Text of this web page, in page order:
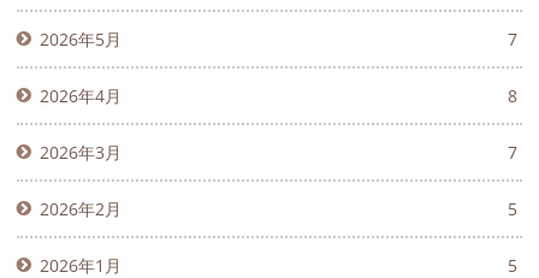
2026年5月 7
2026年4月 8
2026年3月 7
2026年2月 5
2026年1月 5